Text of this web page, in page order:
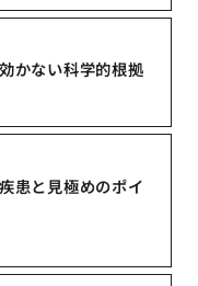
かない科学的根拠
患と見極めのポイ